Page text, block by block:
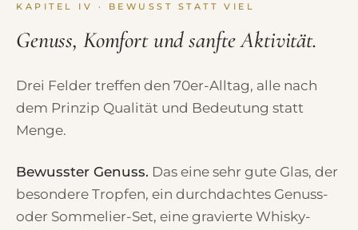
KAPITEL IV · BEWUSST STATT VIEL
Genuss, Komfort und sanfte Aktivität.
Drei Felder treffen den 70er-Alltag, alle nach
dem Prinzip Qualität und Bedeutung statt
Menge.
Bewusster Genuss. Das eine sehr gute Glas, der
besondere Tropfen, ein durchdachtes Genuss-
oder Sommelier-Set, eine gravierte Whisky-